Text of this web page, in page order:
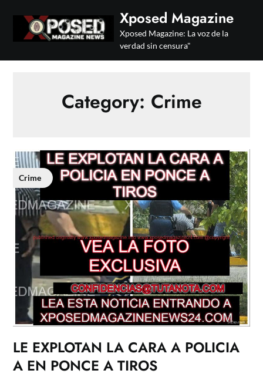
content
Xposed Magazine
Xposed Magazine: La voz de la
verdad sin censura"
Category: Crime
Crime
LE EXPLOTAN LA CARA A POLICIA
A EN PONCE A TIROS